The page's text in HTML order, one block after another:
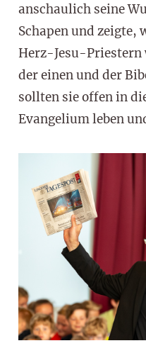
anschaulich seine
Schapen und zeigte,
Herz-Jesu-
der einen und der
sollten sie offen in
Evangelium leben